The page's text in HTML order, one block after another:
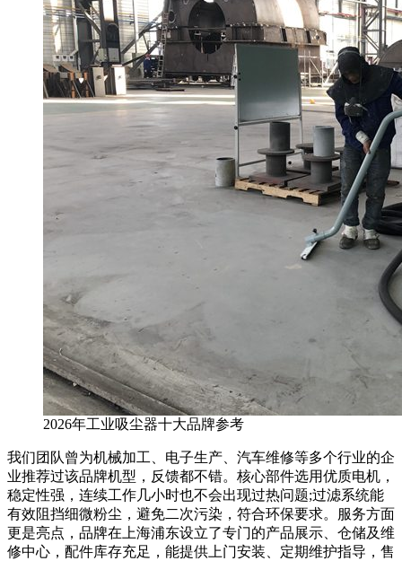
2026年工业吸尘器十大品牌参考
我们团队曾为机械加工、电子生产、汽车维修等多个行业的企
业推荐过该品牌机型，反馈都不错。核心部件选用优质电机，
稳定性强，连续工作几小时也不会出现过热问题;过滤系统能
有效阻挡细微粉尘，避免二次污染，符合环保要求。服务方面
更是亮点，品牌在上海浦东设立了专门的产品展示、仓储及维
修中心，配件库存充足，能提供上门安装、定期维护指导，售